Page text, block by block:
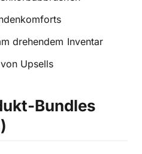
drehendem Inventar
Upsells
Bundles